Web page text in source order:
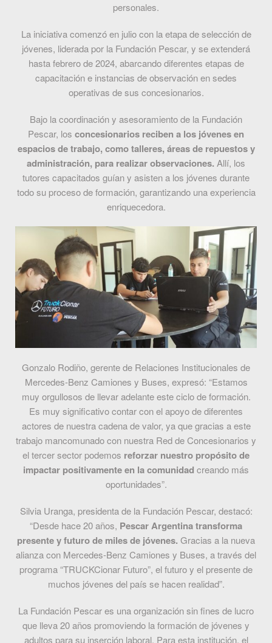
personales.
La iniciativa comenzó en julio con la etapa de selección de
jóvenes, liderada por la Fundación Pescar, y se extenderá
hasta febrero de 2024, abarcando diferentes etapas de
capacitación e instancias de observación en sedes
operativas de sus concesionarios.
Bajo la coordinación y asesoramiento de la Fundación
Pescar, los concesionarios reciben a los jóvenes en
espacios de trabajo, como talleres, áreas de repuestos y
administración, para realizar observaciones. Allí, los
tutores capacitados guían y asisten a los jóvenes durante
todo su proceso de formación, garantizando una experiencia
enriquecedora.
Gonzalo Rodiño, gerente de Relaciones Institucionales de
Mercedes-Benz Camiones y Buses, expresó: “Estamos
muy orgullosos de llevar adelante este ciclo de formación.
Es muy significativo contar con el apoyo de diferentes
actores de nuestra cadena de valor, ya que gracias a este
trabajo mancomunado con nuestra Red de Concesionarios y
el tercer sector podemos reforzar nuestro propósito de
impactar positivamente en la comunidad creando más
oportunidades”.
Silvia Uranga, presidenta de la Fundación Pescar, destacó:
“Desde hace 20 años, Pescar Argentina transforma
presente y futuro de miles de jóvenes. Gracias a la nueva
alianza con Mercedes-Benz Camiones y Buses, a través del
programa “TRUCKCionar Futuro”, el futuro y el presente de
muchos jóvenes del país se hacen realidad”.
La Fundación Pescar es una organización sin fines de lucro
que lleva 20 años promoviendo la formación de jóvenes y
adultos para su inserción laboral. Para esta institución, el